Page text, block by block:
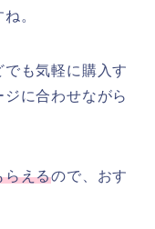
。
も気軽に購入す
に合わせながら
らえるので、おす